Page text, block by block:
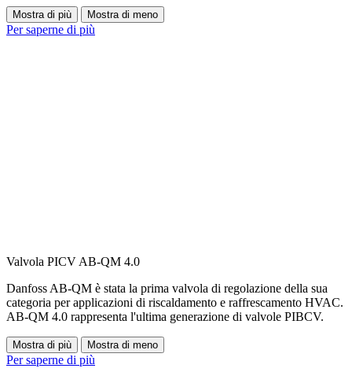
Mostra di più Mostra di meno
Per saperne di più
Valvola PICV AB-QM 4.0
Danfoss AB-QM è stata la prima valvola di regolazione della sua
categoria per applicazioni di riscaldamento e raffrescamento HVAC.
AB-QM 4.0 rappresenta l'ultima generazione di valvole PIBCV.
Mostra di più Mostra di meno
Per saperne di più